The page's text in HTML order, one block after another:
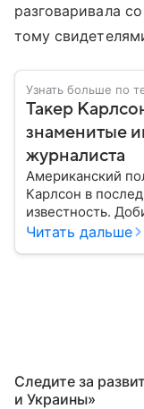
разговаривала
тому
Узнать больше по
Такер
знаменитые
журналиста
Американский
Карлсон в
известность.
политическая
Читать дальше
Следите за
и Украины⁠»